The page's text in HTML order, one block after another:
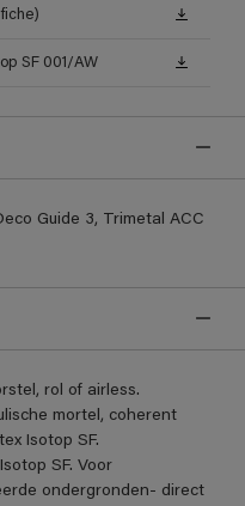
SF 001/AW
Guide 3, Trimetal ACC
rol of airless.
mortel, coherent
Isotop SF.
SF. Voor
ondergronden- direct